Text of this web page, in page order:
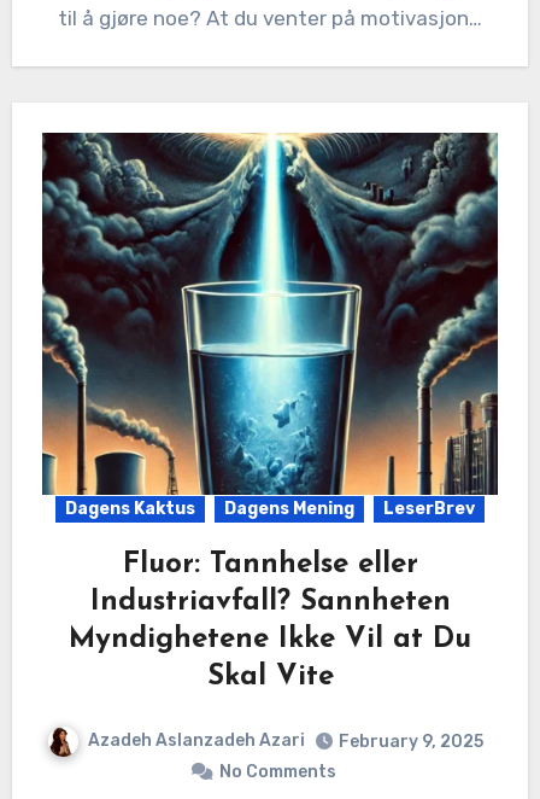
til å gjøre noe? At du venter på motivasjon…
Dagens Kaktus Dagens Mening LeserBrev
Fluor: Tannhelse eller
Industriavfall? Sannheten
Myndighetene Ikke Vil at Du
Skal Vite
Azadeh Aslanzadeh Azari
February 9, 2025
No Comments